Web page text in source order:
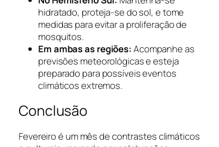
hidratado, proteja-se do sol, e tome
medidas para evitar a proliferação de
mosquitos.
Em ambas as regiões:Acompanhe as
previsões meteorológicas e esteja
preparado para possíveis eventos
climáticos extremos.
Conclusão
Fevereiro é um mês de contrastes climáticos